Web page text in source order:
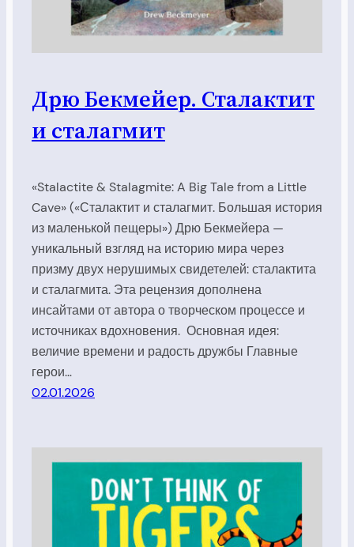
Дрю Бекмейер. Сталактит
и сталагмит
«Stalactite & Stalagmite: A Big Tale from a Little
Cave» («Сталактит и сталагмит. Большая история
из маленькой пещеры») Дрю Бекмейера —
уникальный взгляд на историю мира через
призму двух нерушимых свидетелей: сталактита
и сталагмита. Эта рецензия дополнена
инсайтами от автора о творческом процессе и
источниках вдохновения. Основная идея:
величие времени и радость дружбы Главные
герои…
02.01.2026